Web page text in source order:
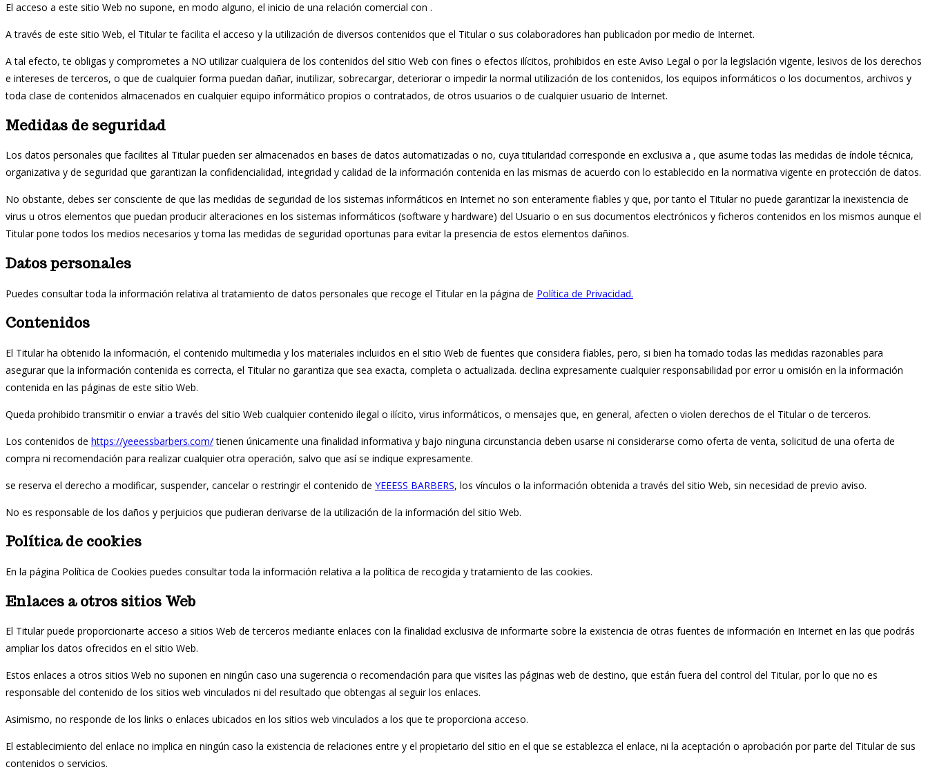
El acceso a este sitio Web no supone, en modo alguno, el inicio de una relación comercial con .
A través de este sitio Web, el Titular te facilita el acceso y la utilización de diversos contenidos que el Titular o sus colaboradores han publicadon por medio de Internet.
A tal efecto, te obligas y comprometes a NO utilizar cualquiera de los contenidos del sitio Web con fines o efectos ilícitos, prohibidos en este Aviso Legal o por la legislación vigente, lesivos de los derechos
e intereses de terceros, o que de cualquier forma puedan dañar, inutilizar, sobrecargar, deteriorar o impedir la normal utilización de los contenidos, los equipos informáticos o los documentos, archivos y
toda clase de contenidos almacenados en cualquier equipo informático propios o contratados, de otros usuarios o de cualquier usuario de Internet.
Medidas de seguridad
Los datos personales que facilites al Titular pueden ser almacenados en bases de datos automatizadas o no, cuya titularidad corresponde en exclusiva a , que asume todas las medidas de índole técnica,
organizativa y de seguridad que garantizan la confidencialidad, integridad y calidad de la información contenida en las mismas de acuerdo con lo establecido en la normativa vigente en protección de datos.
No obstante, debes ser consciente de que las medidas de seguridad de los sistemas informáticos en Internet no son enteramente fiables y que, por tanto el Titular no puede garantizar la inexistencia de
virus u otros elementos que puedan producir alteraciones en los sistemas informáticos (software y hardware) del Usuario o en sus documentos electrónicos y ficheros contenidos en los mismos aunque el
Titular pone todos los medios necesarios y toma las medidas de seguridad oportunas para evitar la presencia de estos elementos dañinos.
Datos personales
Puedes consultar toda la información relativa al tratamiento de datos personales que recoge el Titular en la página de Política de Privacidad.
Contenidos
El Titular ha obtenido la información, el contenido multimedia y los materiales incluidos en el sitio Web de fuentes que considera fiables, pero, si bien ha tomado todas las medidas razonables para
asegurar que la información contenida es correcta, el Titular no garantiza que sea exacta, completa o actualizada. declina expresamente cualquier responsabilidad por error u omisión en la información
contenida en las páginas de este sitio Web.
Queda prohibido transmitir o enviar a través del sitio Web cualquier contenido ilegal o ilícito, virus informáticos, o mensajes que, en general, afecten o violen derechos de el Titular o de terceros.
Los contenidos de https://yeeessbarbers.com/tienen únicamente una finalidad informativa y bajo ninguna circunstancia deben usarse ni considerarse como oferta de venta, solicitud de una oferta de
compra ni recomendación para realizar cualquier otra operación, salvo que así se indique expresamente.
se reserva el derecho a modificar, suspender, cancelar o restringir el contenido de YEEESS BARBERS, los vínculos o la información obtenida a través del sitio Web, sin necesidad de previo aviso.
No es responsable de los daños y perjuicios que pudieran derivarse de la utilización de la información del sitio Web.
Política de cookies
En la página Política de Cookies puedes consultar toda la información relativa a la política de recogida y tratamiento de las cookies.
Enlaces a otros sitios Web
El Titular puede proporcionarte acceso a sitios Web de terceros mediante enlaces con la finalidad exclusiva de informarte sobre la existencia de otras fuentes de información en Internet en las que podrás
ampliar los datos ofrecidos en el sitio Web.
Estos enlaces a otros sitios Web no suponen en ningún caso una sugerencia o recomendación para que visites las páginas web de destino, que están fuera del control del Titular, por lo que no es
responsable del contenido de los sitios web vinculados ni del resultado que obtengas al seguir los enlaces.
Asimismo, no responde de los links o enlaces ubicados en los sitios web vinculados a los que te proporciona acceso.
El establecimiento del enlace no implica en ningún caso la existencia de relaciones entre y el propietario del sitio en el que se establezca el enlace, ni la aceptación o aprobación por parte del Titular de sus
contenidos o servicios.